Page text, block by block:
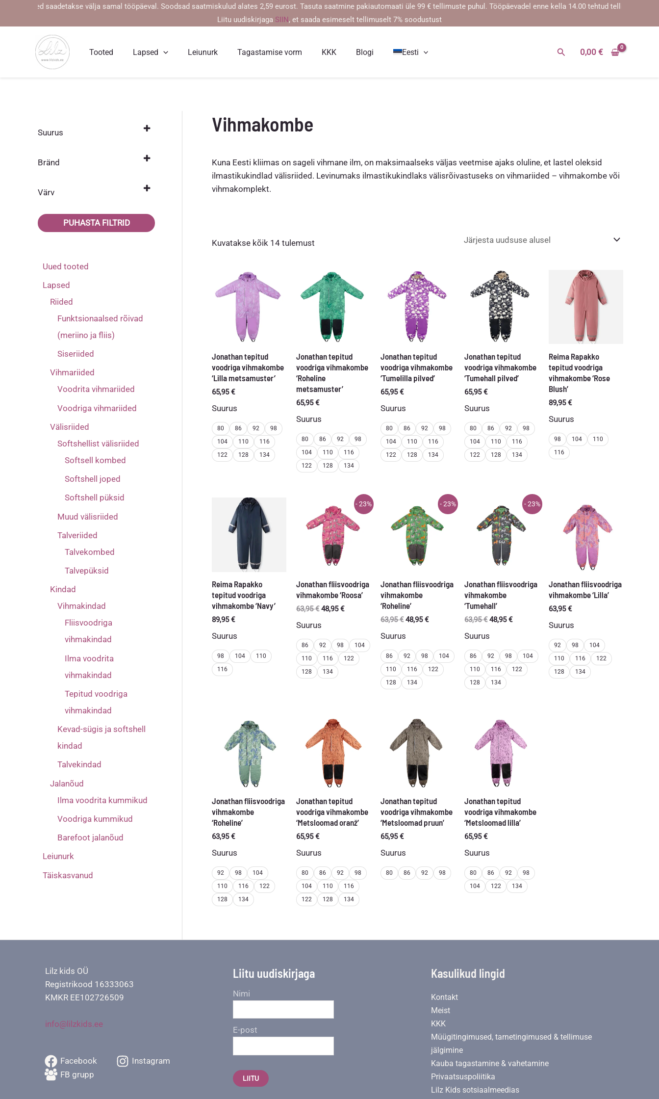
saadetakse välja samal tööpäeval. Soodsad saatmiskulud alates 2,59 eurost. Tasuta saatmine pakiautomaati üle 99 € tellimuste puhul. Tööpäevadel enne kella 14.00 tehtud tellimused
Liitu uudiskirjaga SIIN, et saada esimeselt tellimuselt 7% soodustust
Tooted Lapsed Leiunurk Tagastamise vorm KKK Blogi Eesti Search0,00 €
Suurus
92
104
116 (14)
122 (12)
128
Bränd
Värv
Hall
Lilla (4)
Pruun (1)
Roheline
PUHASTA FILTRID
Uued tooted
Lapsed
Riided
Funktsionaalsed rõivad
(meriino ja fliis)
Siseriided
Vihmariided
Voodrita vihmariided
Voodriga vihmariided
Välisriided
Softshellist välisriided
Softsell kombed
Softshell joped
Softshell püksid
Muud välisriided
Talveriided
Talvekombed
Talvepüksid
Kindad
Vihmakindad
Fliisvoodriga
vihmakindad
Ilma voodrita
vihmakindad
Tepitud voodriga
vihmakindad
Kevad-sügis ja softshell
kindad
Talvekindad
Jalanõud
Ilma voodrita kummikud
Voodriga kummikud
Barefoot jalanõud
Leiunurk
Täiskasvanud
Vihmakombe
Kuna Eesti kliimas on sageli vihmane ilm, on maksimaalseks väljas veetmise ajaks oluline, et lastel oleksid
ilmastikukindlad välisriided. Levinumaks ilmastikukindlaks välisrõivastuseks on vihmariided – vihmakombe või
vihmakomplekt.
Kuvatakse kõik 14 tulemust
Jonathan tepitud
voodriga vihmakombe
‘Lilla metsamuster’
65,95€
Suurus
80 86 92
98
104
110
116
122
128 134
Jonathan tepitud
voodriga vihmakombe
‘Roheline
metsamuster’
65,95€
Suurus
80 86 92
98
104
110
116
122
128 134
Jonathan tepitud
voodriga vihmakombe
‘Tumelilla pilved’
65,95€
Suurus
80 86 92
98
104
110
116
122
128 134
Jonathan tepitud
voodriga vihmakombe
‘Tumehall pilved’
65,95€
Suurus
80 86 92
98
104
110
116
122
128 134
Reima Rapakko
tepitud voodriga
vihmakombe ‘Rose
Blush’
89,95€
Suurus
98 104
110
116
Reima Rapakko
tepitud voodriga
vihmakombe ‘Navy’
89,95€
Suurus
98 104
110
116
- 23%
Jonathan fliisvoodriga
vihmakombe ‘Roosa’
63,95€ Algne
oli:
48,95€Praegune
Suurus
86 92 98
104
110
116
122
128
134
- 23%
Jonathan fliisvoodriga
vihmakombe
‘Roheline’
63,95€ Algne
oli:
48,95€Praegune
Suurus
86 92 98
104
110
116
122
128
134
- 23%
Jonathan fliisvoodriga
vihmakombe
‘Tumehall’
63,95€ Algne
oli:
48,95€Praegune
Suurus
86 92 98
104
110
116
122
128
134
Jonathan fliisvoodriga
vihmakombe ‘Lilla’
63,95€
Suurus
92 98
104
110
116
122
128
134
Jonathan fliisvoodriga
vihmakombe
‘Roheline’
63,95€
Suurus
92 98
104
110
116
122
128
134
Jonathan tepitud
voodriga vihmakombe
‘Metsloomad oranž’
65,95€
Suurus
80 86 92
98
104
110
116
122
128 134
Jonathan tepitud
voodriga vihmakombe
‘Metsloomad pruun’
65,95€
Suurus
80 86 92 98
Jonathan tepitud
voodriga vihmakombe
‘Metsloomad lilla’
65,95€
Suurus
80 86 92
98
104
122 134
Lilz kids OÜ
Registrikood 16333063
KMKR EE102726509
info@lilzkids.ee
Facebook
Instagram
FB grupp
Liitu uudiskirjaga
Nimi
E-post
LIITU
Kasulikud lingid
Kontakt
Meist
KKK
Müügitingimused, tarnetingimused & tellimuse
jälgimine
Kauba tagastamine & vahetamine
Privaatsuspoliitika
Lilz Kids sotsiaalmeedias